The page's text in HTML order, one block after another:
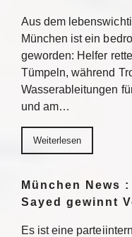
Aus dem
München ist ein
geworden: Helfer
Tümpeln, während
Wasserableitungen
und am…
Weiterlesen
München News
Sayed gewinnt
Es ist eine